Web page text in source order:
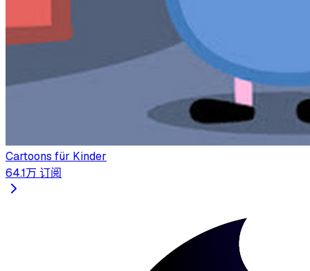
Cartoons für Kinder
64.1万 订阅